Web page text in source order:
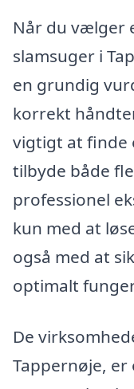
Når du vælger
slamsuger i
en grundig
korrekt
vigtigt at finde
tilbyde både
professionel
kun med at
også med at
optimalt
De
Tappernøje,